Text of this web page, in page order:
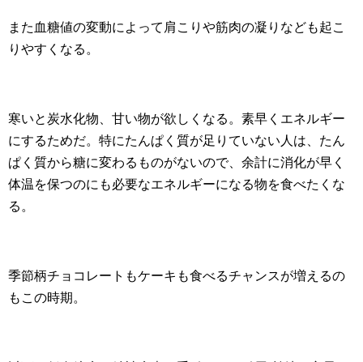
また血糖値の変動によって肩こりや筋肉の凝りなども起こ
りやすくなる。
寒いと炭水化物、甘い物が欲しくなる。素早くエネルギー
にするためだ。特にたんぱく質が足りていない人は、たん
ぱく質から糖に変わるものがないので、余計に消化が早く
体温を保つのにも必要なエネルギーになる物を食べたくな
る。
季節柄チョコレートもケーキも食べるチャンスが増えるの
もこの時期。